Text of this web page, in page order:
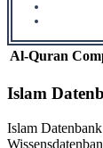
Al-Quran
Islam
Islam